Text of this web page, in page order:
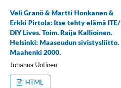
Veli Granö & Martti Honkanen &
Erkki Pirtola: Itse tehty elämä ITE/
DIY Lives. Toim. Raija Kallioinen.
Helsinki: Maaseudun sivistysliitto.
Maahenki 2000.
Johanna Uotinen
HTML